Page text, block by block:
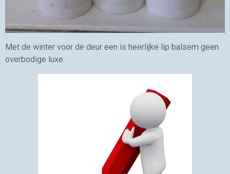
Met de winter voor de deur een is heerlijke lip balsem geen
overbodige luxe.